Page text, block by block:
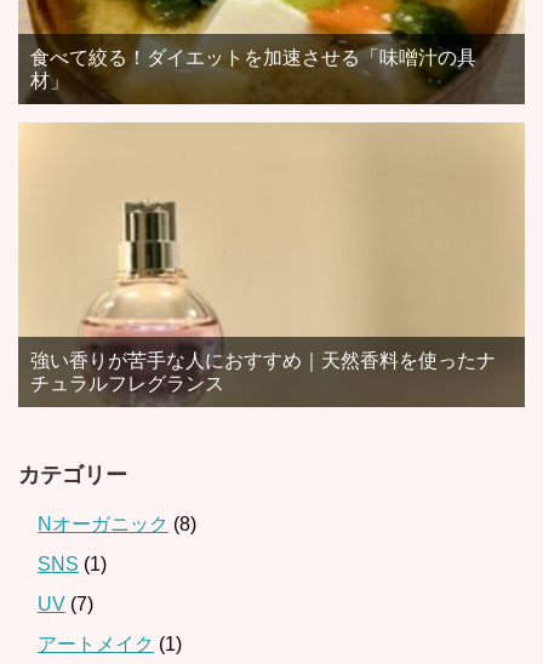
食べて絞る！ダイエットを加速させる「味噌汁の具
材」
強い香りが苦手な人におすすめ｜天然香料を使ったナ
チュラルフレグランス
カテゴリー
Nオーガニック (8)
SNS (1)
UV (7)
アートメイク (1)